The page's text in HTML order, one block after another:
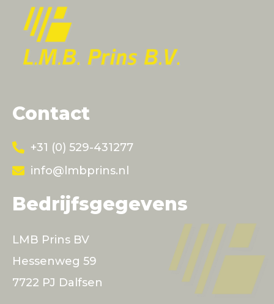
Contact
+31 (0) 529-431277
info@lmbprins.nl
Bedrijfsgegevens
LMB Prins BV
Hessenweg 59
7722 PJ Dalfsen